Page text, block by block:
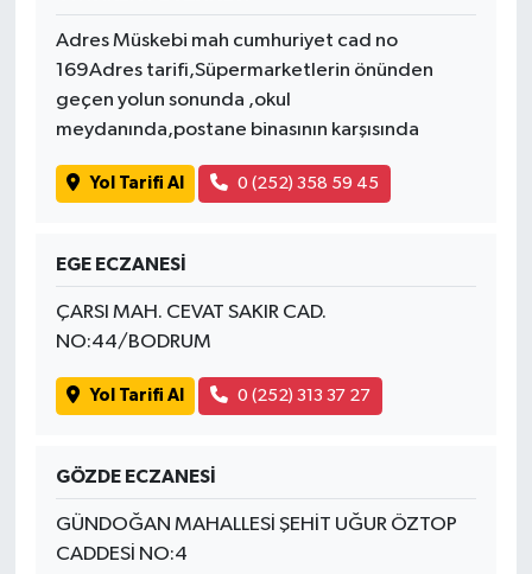
Adres Müskebi mah cumhuriyet cad no
169Adres tarifi,Süpermarketlerin önünden
geçen yolun sonunda ,okul
meydanında,postane binasının karşısında
Yol Tarifi Al 0 (252) 358 59 45
EGE ECZANESİ
ÇARSI MAH. CEVAT SAKIR CAD.
NO:44/BODRUM
Yol Tarifi Al 0 (252) 313 37 27
GÖZDE ECZANESİ
GÜNDOĞAN MAHALLESİ ŞEHİT UĞUR ÖZTOP
CADDESİ NO:4